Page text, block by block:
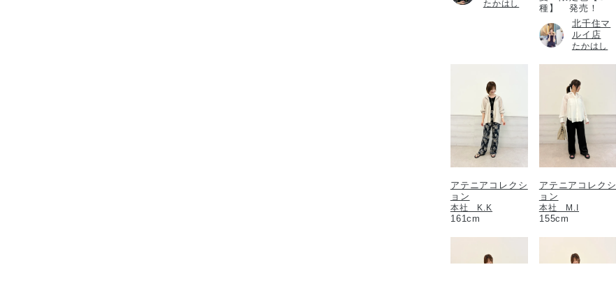
たかはし
種】 発売！
北千住マ
ルイ店
たかはし
アテニアコレクシ
ョン
本社 K.K
161cm
アテニアコレクシ
ョン
本社 M.I
155cm